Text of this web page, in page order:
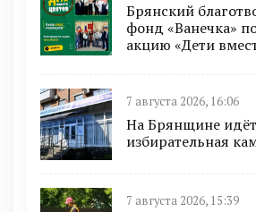
Брянский
фонд «Ванечка»
акцию «Дети
7 августа 2026, 16:06
На Брянщине
избирательная
7 августа 2026, 15:39